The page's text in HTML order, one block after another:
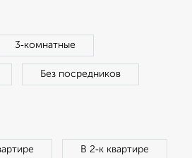
3‑комнатные
Без посредников
В 2‑к квартире